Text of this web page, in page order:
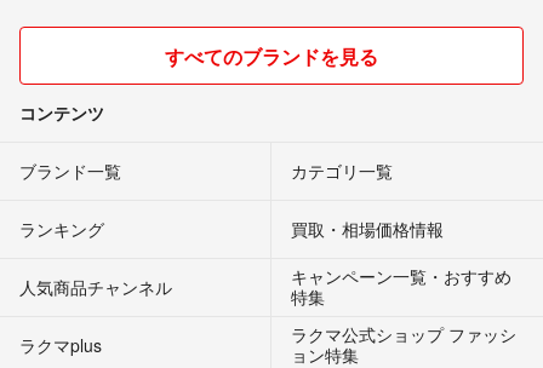
すべてのブランドを見る
コンテンツ
ブランド一覧 カテゴリ一覧
ランキング 買取・相場価格情報
人気商品チャンネル
キャンペーン一覧・おすすめ
特集
ラクマplus
ラクマ公式ショップ ファッシ
ョン特集